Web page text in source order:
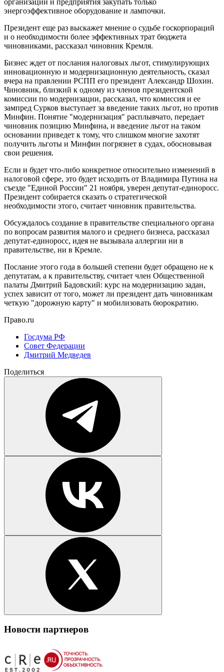
энергоэффективное оборудование и лампочки.
Президент еще раз выскажет мнение о судьбе госкорпораций
и о необходимости более эффективных трат бюджета
чиновниками, рассказал чиновник Кремля.
Бизнес ждет от послания налоговых льгот, стимулирующих
инновационную и модернизационную деятельность, сказал
вчера на правлении РСПП его президент Александр Шохин.
Чиновник, близкий к одному из членов президентской
комиссии по модернизации, рассказал, что комиссия и ее
зампред Сурков выступает за введение таких льгот, но против
Минфин. Понятие "модернизация" расплывчато, передает
чиновник позицию Минфина, и введение льгот на таком
основании приведет к тому, что слишком многие захотят
получить льготы и Минфин погрязнет в судах, обосновывая
свои решения.
Если и будет что-либо конкретное относительно изменений в
налоговой сфере, это будет исходить от Владимира Путина на
съезде "Единой России" 21 ноября, уверен депутат-единоросс.
Президент собирается сказать о стратегической
необходимости этого, считает чиновник правительства.
Обсуждалось создание в правительстве специального органа
по вопросам развития малого и среднего бизнеса, рассказал
депутат-единоросс, идея не вызывала аллергии ни в
правительстве, ни в Кремле.
Послание этого года в большей степени будет обращено не к
депутатам, а к правительству, считает член Общественной
палаты Дмитрий Бадовский: курс на модернизацию задан,
успех зависит от того, может ли президент дать чиновникам
четкую "дорожную карту" и мобилизовать бюрократию.
Право.ru
Госдума РФ
Совет Федерации
Дмитрий Медведев
Поделиться
Новости партнеров